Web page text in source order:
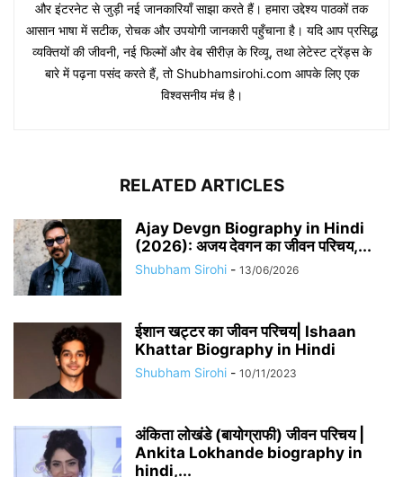
और इंटरनेट से जुड़ी नई जानकारियाँ साझा करते हैं। हमारा उद्देश्य पाठकों तक
आसान भाषा में सटीक, रोचक और उपयोगी जानकारी पहुँचाना है। यदि आप प्रसिद्ध
व्यक्तियों की जीवनी, नई फिल्मों और वेब सीरीज़ के रिव्यू, तथा लेटेस्ट ट्रेंड्स के
बारे में पढ़ना पसंद करते हैं, तो Shubhamsirohi.com आपके लिए एक
विश्वसनीय मंच है।
RELATED ARTICLES
Ajay Devgn Biography in Hindi
(2026): अजय देवगन का जीवन परिचय,...
Shubham Sirohi - 13/06/2026
​​ईशान खट्टर का जीवन परिचय| Ishaan
Khattar Biography in Hindi
Shubham Sirohi - 10/11/2023
अंकिता लोखंडे (बायोग्राफी) जीवन परिचय |
Ankita Lokhande biography in
hindi,...